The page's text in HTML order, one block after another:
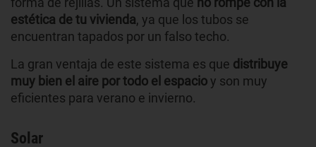
estética de tu vivienda, ya que los tubos se
encuentran tapados por un falso techo.
La gran ventaja de este sistema es que distribuye
muy bien el aire por todo el espacioy son muy
eficientes para verano e invierno.
Solar